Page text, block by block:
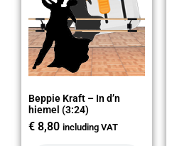
Beppie Kraft – In d’n
hiemel (3:24)
€ 8,80 including VAT